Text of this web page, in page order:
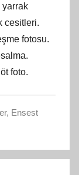
yarrak
cesitleri.
fotosu.
foto.
, Ensest